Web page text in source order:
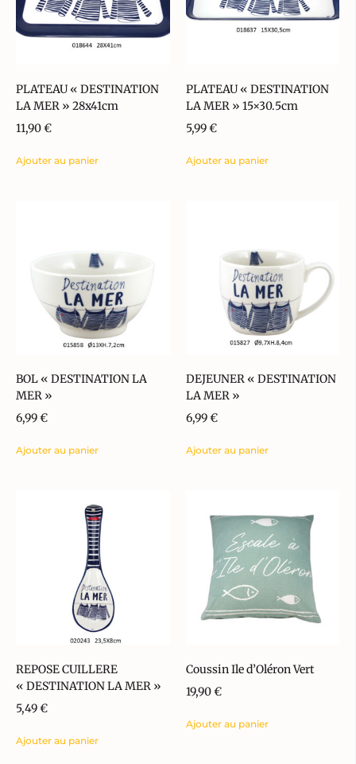
PLATEAU « DESTINATION
LA MER » 28x41cm
11,90€
Ajouter au panier
PLATEAU « DESTINATION
LA MER » 15×30.5cm
5,99€
Ajouter au panier
BOL « DESTINATION LA
MER »
6,99€
Ajouter au panier
DEJEUNER « DESTINATION
LA MER »
6,99€
Ajouter au panier
REPOSE CUILLERE
« DESTINATION LA MER »
5,49€
Ajouter au panier
Coussin Ile d’Oléron Vert
19,90€
Ajouter au panier